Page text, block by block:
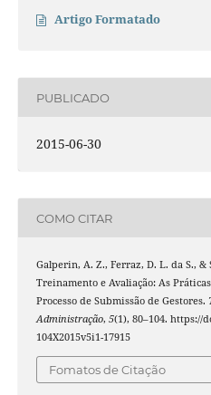
Artigo Formatado
PUBLICADO
2015-06-30
COMO CITAR
Galperin, A. Z., Ferraz, D. L. da S., &
Treinamento e Avaliação: As
Processo de Submissão de Gestores.
Administração, 5(1), 80–104. https://
104X2015v5i1-17915
Fomatos de Citação